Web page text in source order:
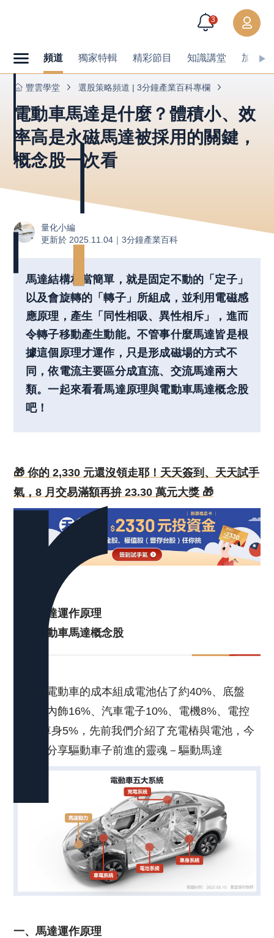
3
頻道 獨家特輯 精彩節目 知識講堂 加值內
豐雲學堂 選股策略頻道 | 3分鐘產業百科專欄
電動車馬達是什麼？體積小、效
率高是永磁馬達被採用的關鍵，
概念股一次看
量化小編
更新於 2025.11.04｜ 3分鐘產業百科
馬達結構相當簡單，就是固定不動的「定子」
以及會旋轉的「轉子」所組成，並利用電磁感
應原理，產生「同性相吸、異性相斥」，進而
令轉子移動產生動能。不管事什麼馬達皆是根
據這個原理才運作，只是形成磁場的方式不
同，依電流主要區分成直流、交流馬達兩大
類。一起來看看馬達原理與電動車馬達概念股
吧！
🎁 你的 2,330 元還沒領走耶！天天簽到、天天試手
氣，8 月交易滿額再拚 23.30 萬元大獎 🎁
一、馬達運作原理
二、電動車馬達概念股
一台純電動車的成本組成電池佔了約40%、底盤
15%、內飾16%、汽車電子10%、電機8%、電控
6%、車身5%，先前我們介紹了充電樁與電池，今
天主要分享驅動車子前進的靈魂－驅動馬達
一、馬達運作原理